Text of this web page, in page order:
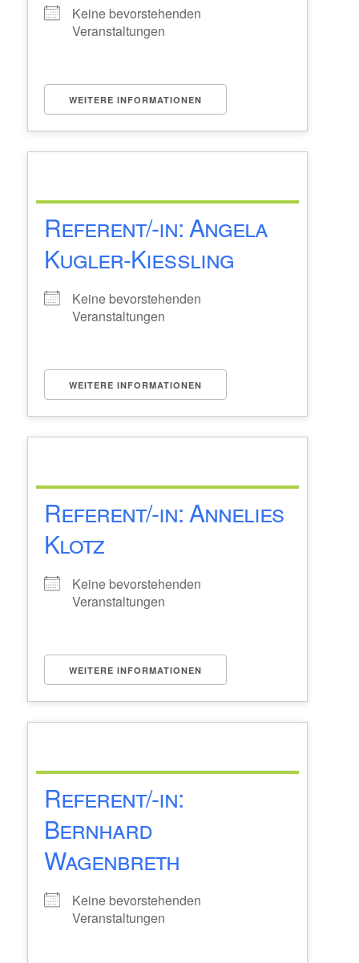
Keine bevorstehenden
Veranstaltungen
WEITERE INFORMATIONEN
Referent/-in: Angela
Kugler-Kießling
Keine bevorstehenden
Veranstaltungen
WEITERE INFORMATIONEN
Referent/-in: Annelies
Klotz
Keine bevorstehenden
Veranstaltungen
WEITERE INFORMATIONEN
Referent/-in:
Bernhard
Wagenbreth
Keine bevorstehenden
Veranstaltungen